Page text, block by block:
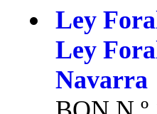
Ley
Ley
Navarra